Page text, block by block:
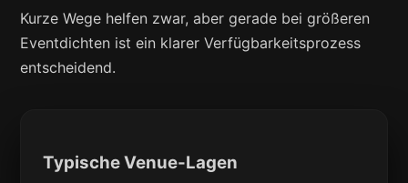
Kurze Wege helfen zwar, aber gerade bei größeren
Eventdichten ist ein klarer Verfügbarkeitsprozess
entscheidend.
Typische Venue-Lagen